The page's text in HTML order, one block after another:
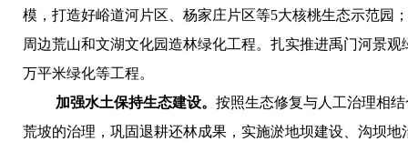
模，打造好峪道河片区、杨家庄片区等5大核桃生态示范园
周边荒山和文湖文化园造林绿化工程。扎实推进禹门河景
万平米绿化等工程。
加强水土保持生态建设。 按照生态修复与人工治理相
荒坡的治理，巩固退耕还林成果，实施淤地坝建设、沟坝